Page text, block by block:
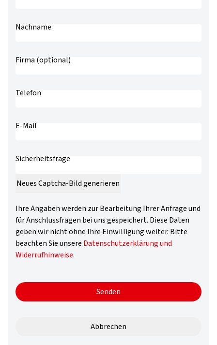
Nachname
Firma (optional)
Telefon
E-Mail
Sicherheitsfrage
Neues Captcha-Bild generieren
Ihre Angaben werden zur Bearbeitung Ihrer Anfrage und
für Anschlussfragen bei uns gespeichert. Diese Daten
geben wir nicht ohne Ihre Einwilligung weiter. Bitte
beachten Sie unsere Datenschutzerklärung und
Widerrufhinweise.
Senden
Abbrechen